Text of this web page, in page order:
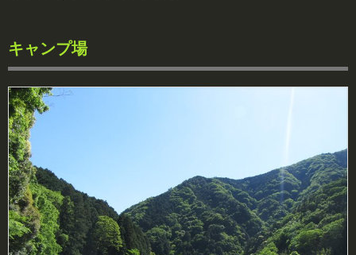
キャンプ場